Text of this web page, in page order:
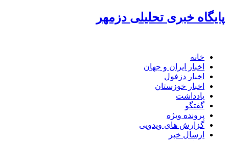
خبری تحلیلی دزمهر
خانه
اخبار ایران و جهان
اخبار دزفول
اخبار خوزستان
یادداشت
گفتگو
پرونده ویژه
گزارش های ویدویی
ارسال خبر